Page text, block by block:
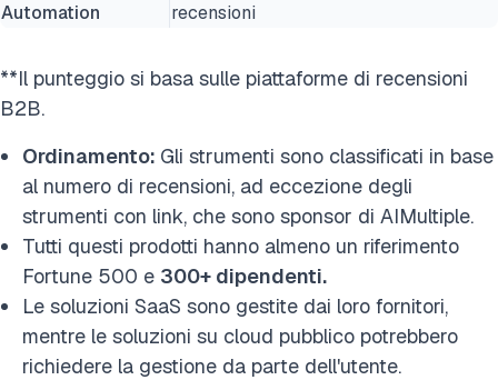
Automation
recensioni
**Il punteggio si basa sulle piattaforme di recensioni
B2B.
Ordinamento: Gli strumenti sono classificati in base
al numero di recensioni, ad eccezione degli
strumenti con link, che sono sponsor di AIMultiple.
Tutti questi prodotti hanno almeno un riferimento
Fortune 500 e 300+ dipendenti.
Le soluzioni SaaS sono gestite dai loro fornitori,
mentre le soluzioni su cloud pubblico potrebbero
richiedere la gestione da parte dell'utente.